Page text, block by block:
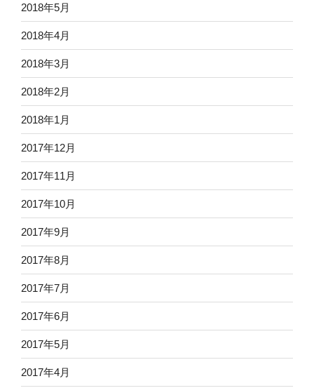
2018年5月
2018年4月
2018年3月
2018年2月
2018年1月
2017年12月
2017年11月
2017年10月
2017年9月
2017年8月
2017年7月
2017年6月
2017年5月
2017年4月